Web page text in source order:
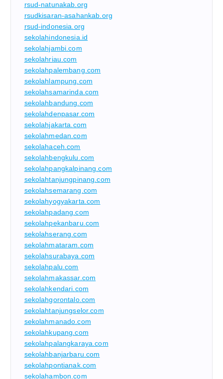
rsud-natunakab.org
rsudkisaran-asahankab.org
rsud-indonesia.org
sekolahindonesia.id
sekolahjambi.com
sekolahriau.com
sekolahpalembang.com
sekolahlampung.com
sekolahsamarinda.com
sekolahbandung.com
sekolahdenpasar.com
sekolahjakarta.com
sekolahmedan.com
sekolahaceh.com
sekolahbengkulu.com
sekolahpangkalpinang.com
sekolahtanjungpinang.com
sekolahsemarang.com
sekolahyogyakarta.com
sekolahpadang.com
sekolahpekanbaru.com
sekolahserang.com
sekolahmataram.com
sekolahsurabaya.com
sekolahpalu.com
sekolahmakassar.com
sekolahkendari.com
sekolahgorontalo.com
sekolahtanjungselor.com
sekolahmanado.com
sekolahkupang.com
sekolahpalangkaraya.com
sekolahbanjarbaru.com
sekolahpontianak.com
sekolahambon.com